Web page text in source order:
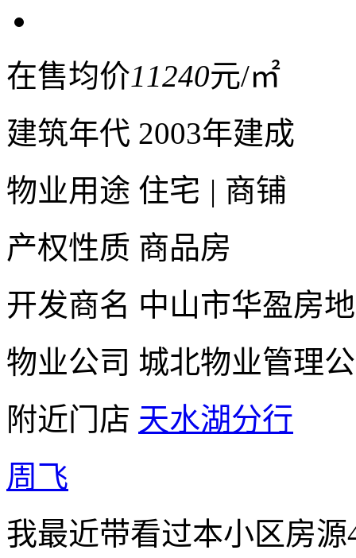
在售均价11240元/㎡
建筑年代 2003年建成
物业用途 住宅 | 商铺
产权性质 商品房
开发商名 中山市华盈房
物业公司 城北物业管理
附近门店 天水湖分行
周飞
我最近带看过本小区房